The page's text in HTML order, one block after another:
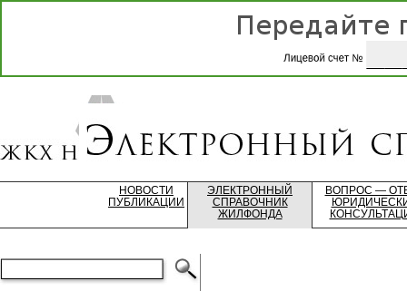
НОВОСТИ
ПУБЛИКАЦИИ
ЭЛЕКТРОННЫЙ
СПРАВОЧНИК
ЖИЛФОНДА
ВОПРОС —